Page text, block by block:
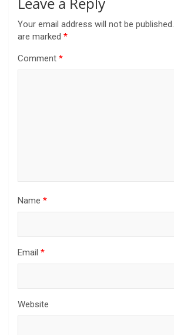
Your email address will not be published.
are marked *
Comment *
Name *
Email *
Website